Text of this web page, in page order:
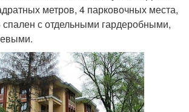
метров, 4 парковочных места,
с отдельными гардеробными,